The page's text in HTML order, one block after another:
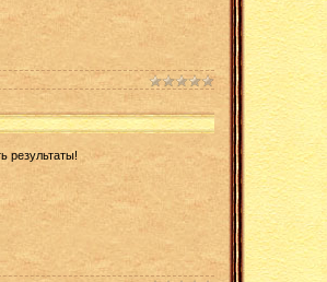
результаты!